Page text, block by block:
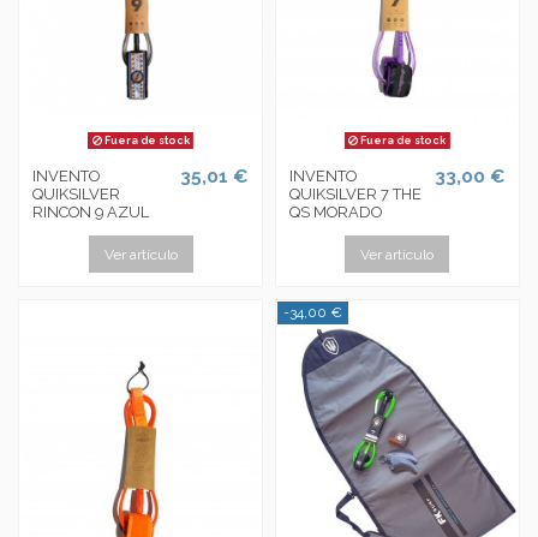
Fuera de stock
INVENTO
QUIKSILVER
RINCON 9 AZUL
35,01 €
Ver artículo
Fuera de stock
INVENTO
QUIKSILVER 7 THE
QS MORADO
33,00 €
Ver artículo
-34,00 €